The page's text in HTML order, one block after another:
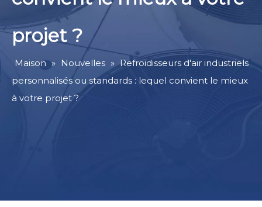
projet ?
Maison » Nouvelles » Refroidisseurs d'air industriels
personnalisés ou standards : lequel convient le mieux
à votre projet ?